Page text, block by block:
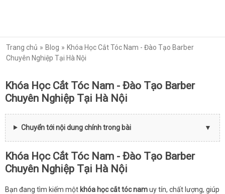
Trang chủ Blog
Khóa Học Cắt Tóc Nam - Đào Tạo Barber
Chuyên Nghiệp Tại Hà Nội
Khóa Học Cắt Tóc Nam - Đào Tạo Barber
Chuyên Nghiệp Tại Hà Nội
Chuyển tới nội dung chính trong bài
Khóa Học Cắt Tóc Nam - Đào Tạo Barber
Chuyên Nghiệp Tại Hà Nội
Bạn đang tìm kiếm một khóa học cắt tóc namuy tín, chất lượng, giúp